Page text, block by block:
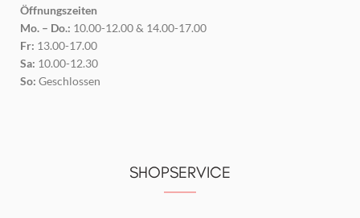
Öffnungszeiten
Mo. – Do.: 10.00-12.00 & 14.00-17.00
Fr: 13.00-17.00
Sa: 10.00-12.30
So: Geschlossen
SHOPSERVICE